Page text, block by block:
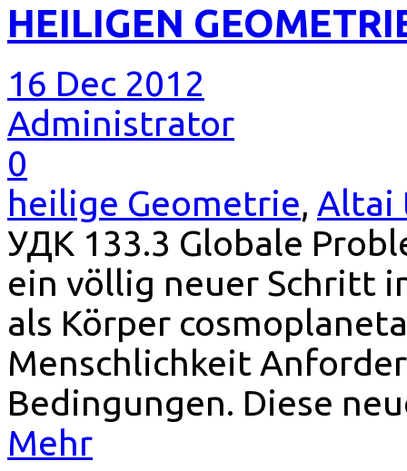
HEILIGEN
16 Dec 2012
Administrator
0
heilige Geometrie, Altai
УДК 133.3 Globale
ein völlig neuer Schritt
als Körper
Menschlichkeit
Bedingungen. Diese
Mehr